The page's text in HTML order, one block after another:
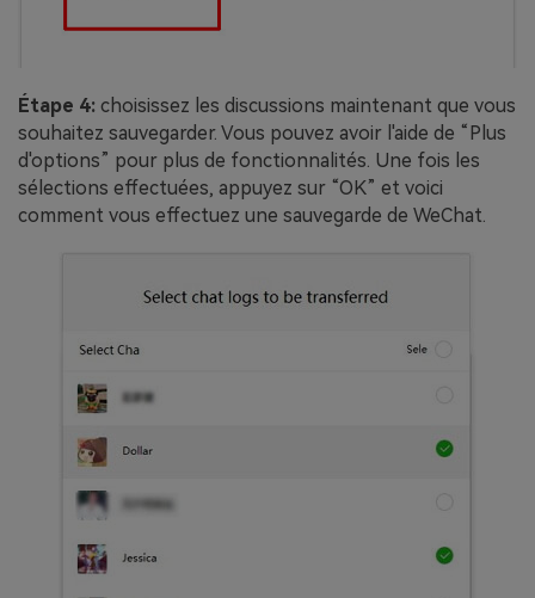
Étape 4: choisissez les discussions maintenant que vous
souhaitez sauvegarder. Vous pouvez avoir l'aide de “Plus
d'options” pour plus de fonctionnalités. Une fois les
sélections effectuées, appuyez sur “OK” et voici
comment vous effectuez une sauvegarde de WeChat.